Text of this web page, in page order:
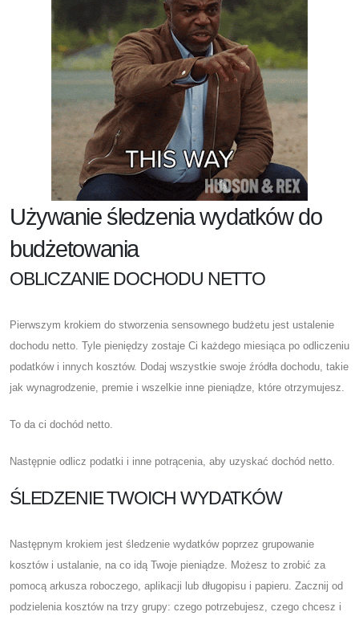
Używanie śledzenia wydatków do
budżetowania
OBLICZANIE DOCHODU NETTO
Pierwszym krokiem do stworzenia sensownego budżetu jest ustalenie
dochodu netto. Tyle pieniędzy zostaje Ci każdego miesiąca po odliczeniu
podatków i innych kosztów. Dodaj wszystkie swoje źródła dochodu, takie
jak wynagrodzenie, premie i wszelkie inne pieniądze, które otrzymujesz.
To da ci dochód netto.
Następnie odlicz podatki i inne potrącenia, aby uzyskać dochód netto.
ŚLEDZENIE TWOICH WYDATKÓW
Następnym krokiem jest śledzenie wydatków poprzez grupowanie
kosztów i ustalanie, na co idą Twoje pieniądze. Możesz to zrobić za
pomocą arkusza roboczego, aplikacji lub długopisu i papieru. Zacznij od
podzielenia kosztów na trzy grupy: czego potrzebujesz, czego chcesz i